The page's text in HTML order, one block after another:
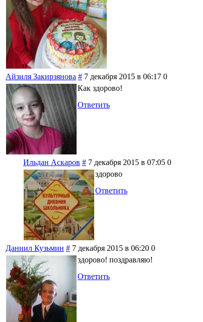
Айзиля Закирзянова # 7 декабря 2015 в 06:17 0
Как здорово!
Ответить
Ильдан Аскаров # 7 декабря 2015 в 07:05 0
здорово
Ответить
Даниил Кузьмин # 7 декабря 2015 в 06:20 0
здорово! поздравляю!
Ответить